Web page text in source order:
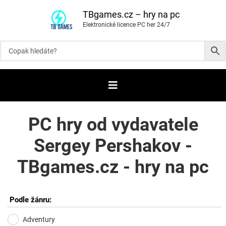
o
i
t
b
TBgames.cz – hry na pc
Elektronické licence PC her 24/7
PC hry od vydavatele
Sergey Pershakov -
TBgames.cz - hry na pc
Podle žánru:
Adventury